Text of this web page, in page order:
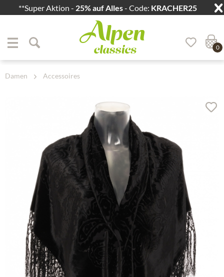
**Super Aktion - 25% auf Alles- Code: KRACHER25
Zum Hauptbereich springen
0
Damen Accessoires